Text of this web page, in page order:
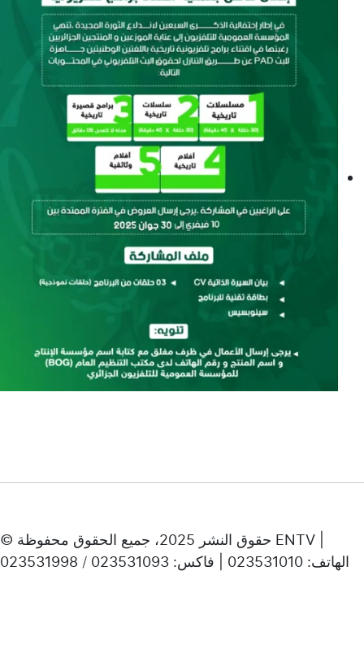
© حقوق النشر 2025، جميع الحقوق محفوظة ENTV |
الهاتف: 023531010 | فاكس: 023531093 / 023531998